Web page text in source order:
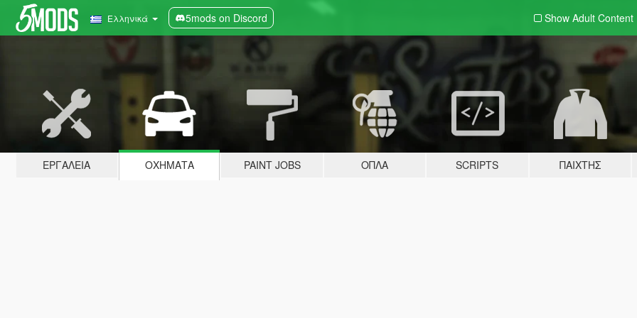
Ελληνικά 5mods on Discord Show Adult Content
ΕΡΓΑΛΕΊΑ ΟΧΉΜΑΤΑ PAINT JOBS ΌΠΛΑ SCRIPTS ΠΑΊΧΤΗΣ